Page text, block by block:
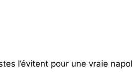
l’évitent pour une vraie